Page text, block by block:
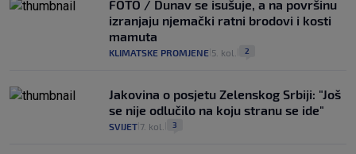
FOTO / Dunav se isušuje, a na površinu
izranjaju njemački ratni brodovi i kosti
mamuta
KLIMATSKE PROMJENE 5. kol. 2
Jakovina o posjetu Zelenskog Srbiji: "Još
se nije odlučilo na koju stranu se ide"
SVIJET 7. kol. 3